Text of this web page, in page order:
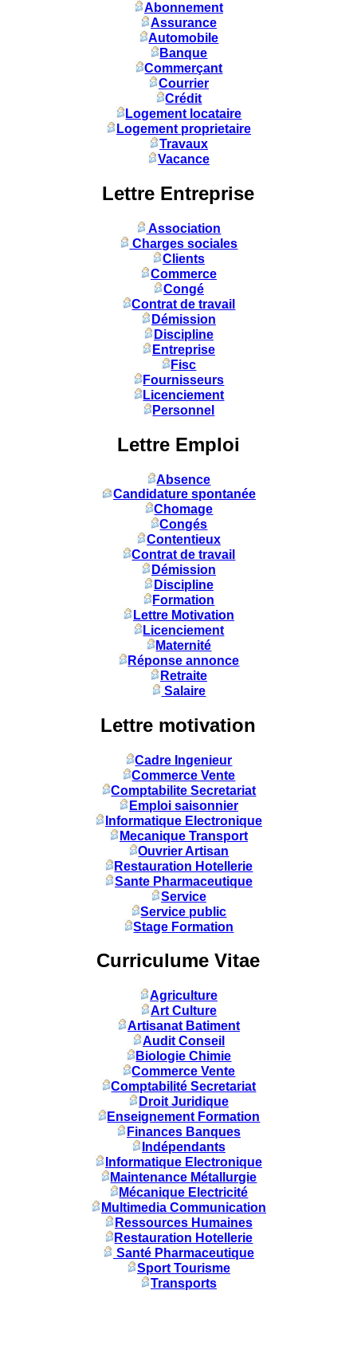
Abonnement
Assurance
Automobile
Banque
Commerçant
Courrier
Crédit
Logement locataire
Logement proprietaire
Travaux
Vacance
Lettre Entreprise
Association
Charges sociales
Clients
Commerce
Congé
Contrat de travail
Démission
Discipline
Entreprise
Fisc
Fournisseurs
Licenciement
Personnel
Lettre Emploi
Absence
Candidature spontanée
Chomage
Congés
Contentieux
Contrat de travail
Démission
Discipline
Formation
Lettre Motivation
Licenciement
Maternité
Réponse annonce
Retraite
Salaire
Lettre motivation
Cadre Ingenieur
Commerce Vente
Comptabilite Secretariat
Emploi saisonnier
Informatique Electronique
Mecanique Transport
Ouvrier Artisan
Restauration Hotellerie
Sante Pharmaceutique
Service
Service public
Stage Formation
Curriculume Vitae
Agriculture
Art Culture
Artisanat Batiment
Audit Conseil
Biologie Chimie
Commerce Vente
Comptabilité Secretariat
Droit Juridique
Enseignement Formation
Finances Banques
Indépendants
Informatique Electronique
Maintenance Métallurgie
Mécanique Electricité
Multimedia Communication
Ressources Humaines
Restauration Hotellerie
Santé Pharmaceutique
Sport Tourisme
Transports